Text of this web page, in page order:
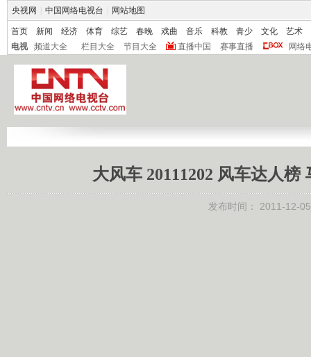
央视网 中国网络电视台 网站地图
首页 新闻 经济 体育 综艺 春晚 戏曲 音乐 科教 青少 文化
艺术
电视
频道大全 栏目大全 节目大全 直播中国 赛事直播 网络
大风车 20111202 风车达人
发布时间： 2011-12-